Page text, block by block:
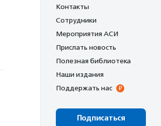
Контакты
Сотрудники
Мероприятия АСИ
Прислать новость
Полезная библиотека
Наши издания
Поддержать нас
Подписаться